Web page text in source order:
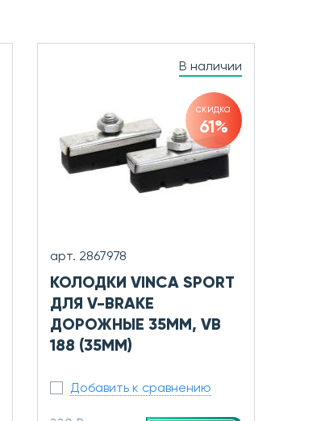
В наличии
скидка
61%
арт. 2867978
КОЛОДКИ VINCA SPORT
ДЛЯ V-BRAKE
ДОРОЖНЫЕ 35ММ, VB
188 (35ММ)
Добавить к сравнению